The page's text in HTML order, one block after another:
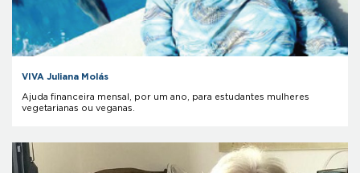
VIVA Juliana Molás
Ajuda financeira mensal, por um ano, para estudantes mulheres
vegetarianas ou veganas.